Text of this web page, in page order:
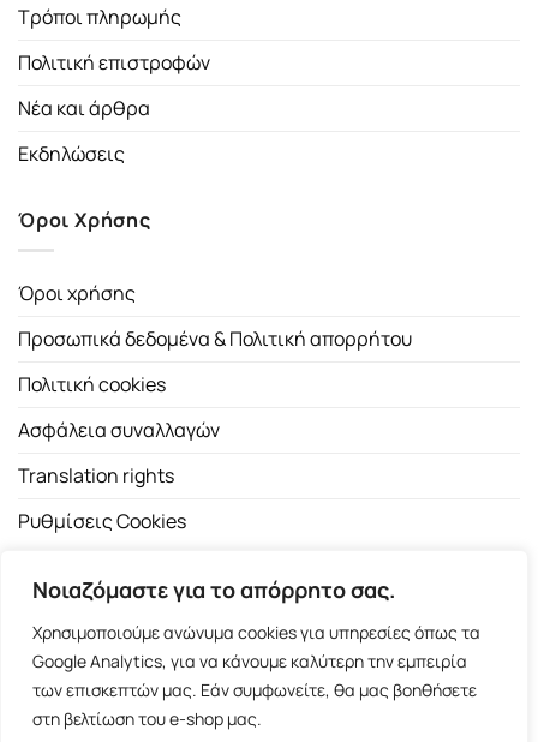
Νοιαζόμαστε για το απόρρητο σας.
Χρησιμοποιούμε ανώνυμα cookies για υπηρεσίες όπως τα
Google Analytics, για να κάνουμε καλύτερη την εμπειρία
των επισκεπτών μας. Εάν συμφωνείτε, θα μας βοηθήσετε
στη βελτίωση του e-shop μας.
Τρόποι πληρωμής
Πολιτική επιστροφών
Νέα και άρθρα
Εκδηλώσεις
Όροι Χρήσης
Όροι χρήσης
Προσωπικά δεδομένα & Πολιτική απορρήτου
Πολιτική cookies
Ασφάλεια συναλλαγών
Translation rights
Ρυθμίσεις Cookies
Copyright 2026 ©Εκδοτικός Οίκος Α.Α. Λιβάνη| All rights
reserved.